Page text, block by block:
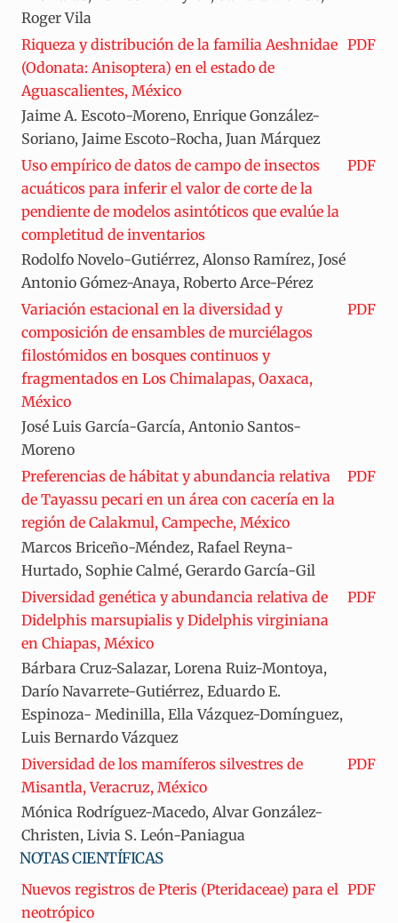
Roger Vila
Riqueza y distribución de la familia Aeshnidae
(Odonata: Anisoptera) en el estado de
Aguascalientes, México
PDF
Jaime A. Escoto-Moreno, Enrique González-
Soriano, Jaime Escoto-Rocha, Juan Márquez
Uso empírico de datos de campo de insectos
acuáticos para inferir el valor de corte de la
pendiente de modelos asintóticos que evalúe la
completitud de inventarios
PDF
Rodolfo Novelo-Gutiérrez, Alonso Ramírez, José
Antonio Gómez-Anaya, Roberto Arce-Pérez
Variación estacional en la diversidad y
composición de ensambles de murciélagos
filostómidos en bosques continuos y
fragmentados en Los Chimalapas, Oaxaca,
México
PDF
José Luis García-García, Antonio Santos-
Moreno
Preferencias de hábitat y abundancia relativa
de Tayassu pecari en un área con cacería en la
región de Calakmul, Campeche, México
PDF
Marcos Briceño-Méndez, Rafael Reyna-
Hurtado, Sophie Calmé, Gerardo García-Gil
Diversidad genética y abundancia relativa de
Didelphis marsupialis y Didelphis virginiana
en Chiapas, México
PDF
Bárbara Cruz-Salazar, Lorena Ruiz-Montoya,
Darío Navarrete-Gutiérrez, Eduardo E.
Espinoza- Medinilla, Ella Vázquez-Domínguez,
Luis Bernardo Vázquez
Diversidad de los mamíferos silvestres de
Misantla, Veracruz, México
PDF
Mónica Rodríguez-Macedo, Alvar González-
Christen, Livia S. León-Paniagua
NOTAS CIENTÍFICAS
Nuevos registros de Pteris (Pteridaceae) para el
neotrópico
PDF